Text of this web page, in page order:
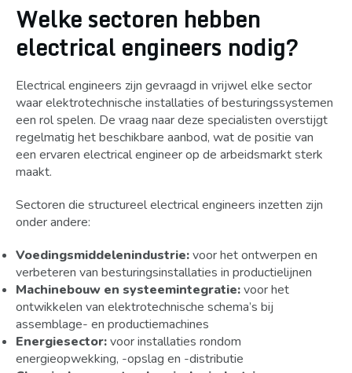
Welke sectoren hebben
electrical engineers nodig?
Electrical engineers zijn gevraagd in vrijwel elke sector
waar elektrotechnische installaties of besturingssystemen
een rol spelen. De vraag naar deze specialisten overstijgt
regelmatig het beschikbare aanbod, wat de positie van
een ervaren electrical engineer op de arbeidsmarkt sterk
maakt.
Sectoren die structureel electrical engineers inzetten zijn
onder andere:
Voedingsmiddelenindustrie:voor het ontwerpen en
verbeteren van besturingsinstallaties in productielijnen
Machinebouw en systeemintegratie:voor het
ontwikkelen van elektrotechnische schema’s bij
assemblage- en productiemachines
Energiesector:voor installaties rondom
energieopwekking, -opslag en -distributie